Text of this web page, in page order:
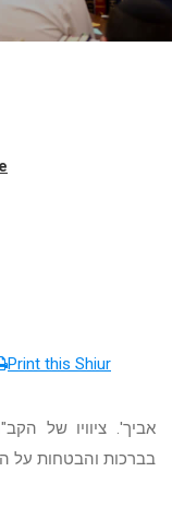
Print this Shiur
אביך'. ציוויו של
בברכות והבטחות על